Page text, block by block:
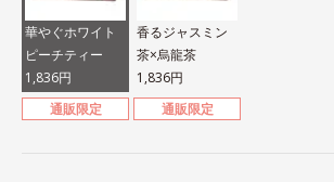
華やぐホワイト
ピーチティー
1,836円
通販限定
香るジャスミン
茶×烏龍茶
1,836円
通販限定